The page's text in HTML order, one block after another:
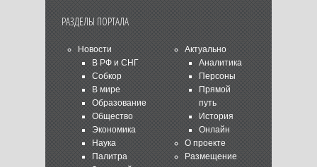
РАЗДЕЛЫ ПОРТАЛА
Новости
В РФ и СНГ
Собкор
В мире
Образование
Общество
Экономика
Наука
Палитра
Актуально
Аналитика
Персоны
Прямой
путь
История
Онлайн
О проекте
Размещение